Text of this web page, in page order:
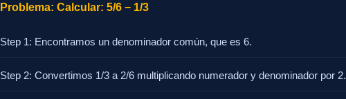
Problema: Calcular: 5/6 − 1/3
Step 1: Encontramos un denominador común, que es 6.
Step 2: Convertimos 1/3 a 2/6 multiplicando numerador y denominador por 2.